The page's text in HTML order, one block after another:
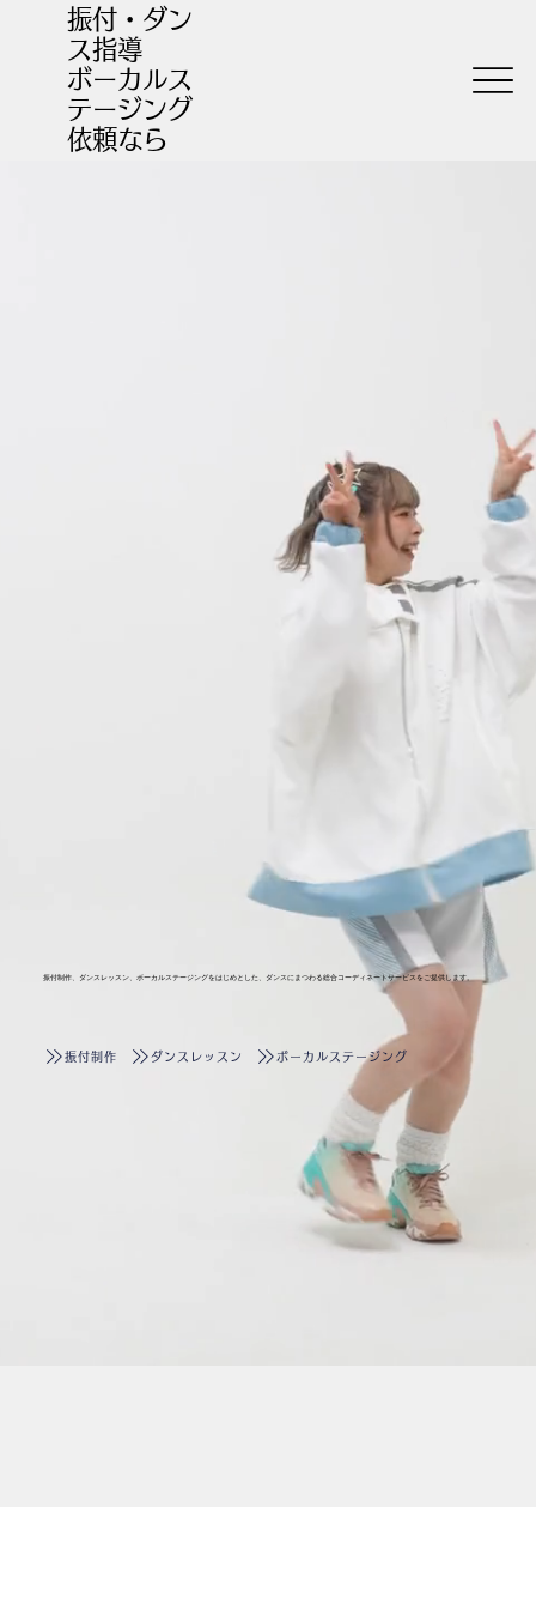
振付・ダン
ス指導
​ボーカルス
テージング
依頼なら
振付制作、ダンスレッスン、ボーカルステージングをはじめとした、ダンスにまつわる総合コーディネートサービスをご提供します。
振付制作 ダンスレッスン ボーカルステージング